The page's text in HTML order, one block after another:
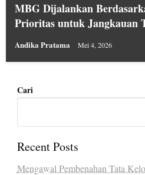
MBG Dijalankan
Prioritas untuk Jangkauan
Andika Pratama Mei 4, 2026
Cari
Recent Posts
Mengawal Pembenahan Tata